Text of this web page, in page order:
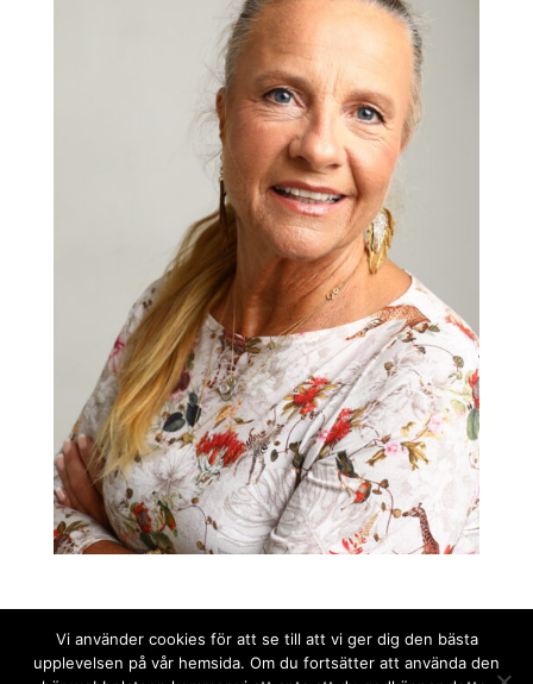
Vi använder cookies för att se till att vi ger dig den bästa
upplevelsen på vår hemsida. Om du fortsätter att använda den